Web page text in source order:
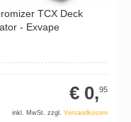
TCX Deck
- Exvape
€ 0,95
inkl. MwSt. zzgl. Versandkosten